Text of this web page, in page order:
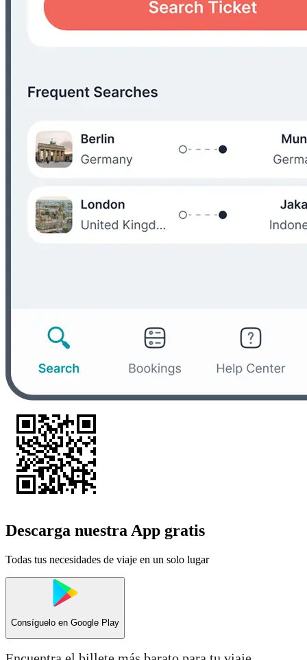
Descarga nuestra App gratis
Todas tus necesidades de viaje en un solo lugar
Consíguelo en Google Play